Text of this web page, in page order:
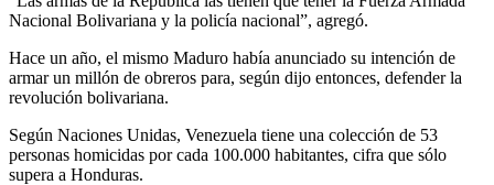
Nacional Bolivariana y la policía nacional”, agregó.
Hace un año, el mismo Maduro había anunciado su intención de
armar un millón de obreros para, según dijo entonces, defender la
revolución bolivariana.
Según Naciones Unidas, Venezuela tiene una colección de 53
personas homicidas por cada 100.000 habitantes, cifra que sólo
supera a Honduras.